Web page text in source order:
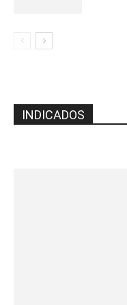
INDICADOS